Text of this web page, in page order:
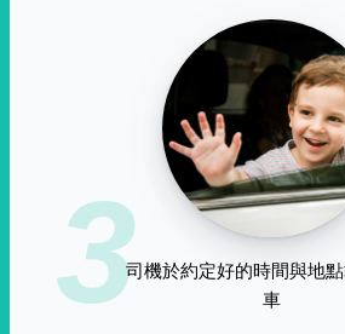
3司機於約定好的時間與地
車